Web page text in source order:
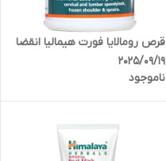
قرص رومالایا فورت هیمالیا انقضا
2025/09/19
ناموجود